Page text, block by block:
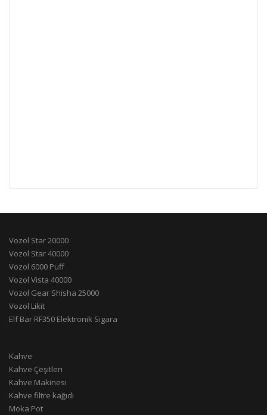
Vozol Star 20000
Vozol Star 40000
Vozol 6000 Puff
Vozol Vista 40000
Vozol Gear Shisha 25000
Vozol Likit
Elf Bar RF350 Elektronik Sigara
Kahve
Kahve Çeşitleri
Kahve Makinesi
Kahve filtre kağıdı
Moka Pot